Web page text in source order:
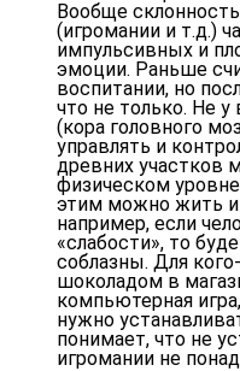
Вообще
(игромании и т.д.)
импульсивных и
эмоции. Раньше
воспитании, но
что не только. Не
(кора головного
управлять и
древних участков
физическом
этим можно жить и
например, если
«слабости», то
соблазны. Для
шоколадом в
компьютерная
нужно
понимает, что не
игромании не